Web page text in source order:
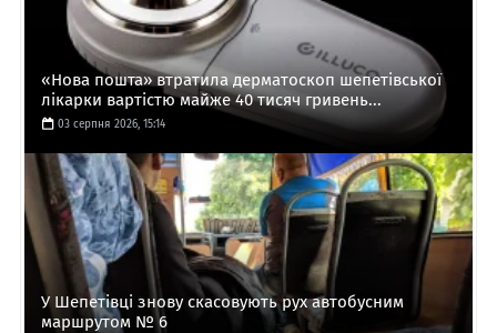
«Нова пошта» втратила дерматоскоп шепетівської
лікарки вартістю майже 40 тисяч гривень...
03 серпня 2026, 15:14
У Шепетівці знову скасовують рух автобусним
маршрутом № 6